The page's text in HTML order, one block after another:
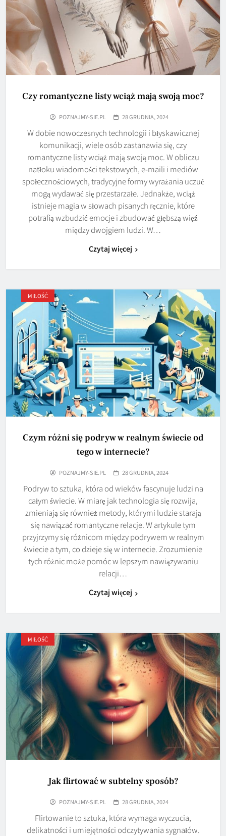
Czy romantyczne listy wciąż mają swoją moc?
POZNAJMY-SIE.PL 28 GRUDNIA, 2024
W dobie nowoczesnych technologii i błyskawicznej
komunikacji, wiele osób zastanawia się, czy
romantyczne listy wciąż mają swoją moc. W obliczu
natłoku wiadomości tekstowych, e-maili i mediów
społecznościowych, tradycyjne formy wyrażania uczuć
mogą wydawać się przestarzałe. Jednakże, wciąż
istnieje magia w słowach pisanych ręcznie, które
potrafią wzbudzić emocje i zbudować głębszą więź
między dwojgiem ludzi. W…
Czytaj więcej
MIŁOŚĆ
Czym różni się podryw w realnym świecie od
tego w internecie?
POZNAJMY-SIE.PL 28 GRUDNIA, 2024
Podryw to sztuka, która od wieków fascynuje ludzi na
całym świecie. W miarę jak technologia się rozwija,
zmieniają się również metody, którymi ludzie starają
się nawiązać romantyczne relacje. W artykule tym
przyjrzymy się różnicom między podrywem w realnym
świecie a tym, co dzieje się w internecie. Zrozumienie
tych różnic może pomóc w lepszym nawiązywaniu
relacji…
Czytaj więcej
MIŁOŚĆ
Jak flirtować w subtelny sposób?
POZNAJMY-SIE.PL 28 GRUDNIA, 2024
Flirtowanie to sztuka, która wymaga wyczucia,
delikatności i umiejętności odczytywania sygnałów.